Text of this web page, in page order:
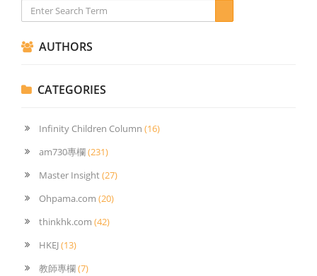
AUTHORS
CATEGORIES
Infinity Children Column (16)
am730專欄(231)
Master Insight(27)
Ohpama.com (20)
thinkhk.com (42)
HKEJ(13)
教師專欄(7)